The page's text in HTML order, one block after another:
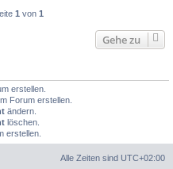
1 von 1
Gehe zu
erstellen.
Forum erstellen.
ändern.
löschen.
erstellen.
Alle Zeiten sind UTC+02:00